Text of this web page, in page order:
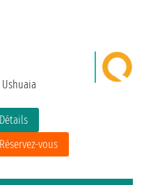
Détails
Réservez-vous
Ushuaia